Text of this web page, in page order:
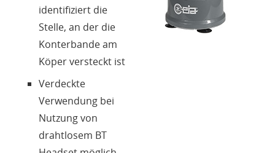
identifiziert die
Stelle, an der die
Konterbande am
Köper versteckt ist
Verdeckte
Verwendung bei
Nutzung von
drahtlosem BT